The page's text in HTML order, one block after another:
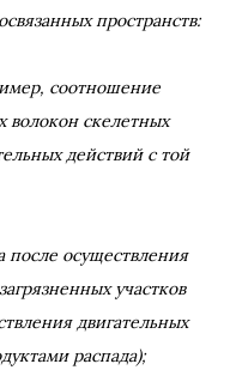
пространств:
соотношение
волокон скелетных
действий с той
после осуществления
участков
двигательных
распада);